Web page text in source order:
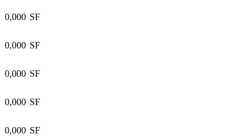
0,000 SF
0,000 SF
0,000 SF
0,000 SF
0,000 SF